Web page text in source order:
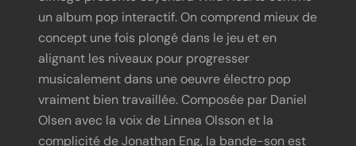
un album pop interactif. On comprend mieux de
concept une fois plongé dans le jeu et en
alignant les niveaux pour progresser
musicalement dans une oeuvre électro pop
vraiment bien travaillée. Composée par Daniel
Olsen avec la voix de Linnea Olsson et la
complicité de Jonathan Eng, la bande-son est